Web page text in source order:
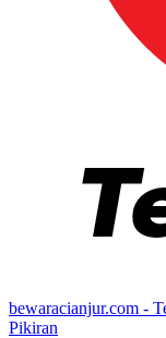
bewaracianjur.com -
Pikiran